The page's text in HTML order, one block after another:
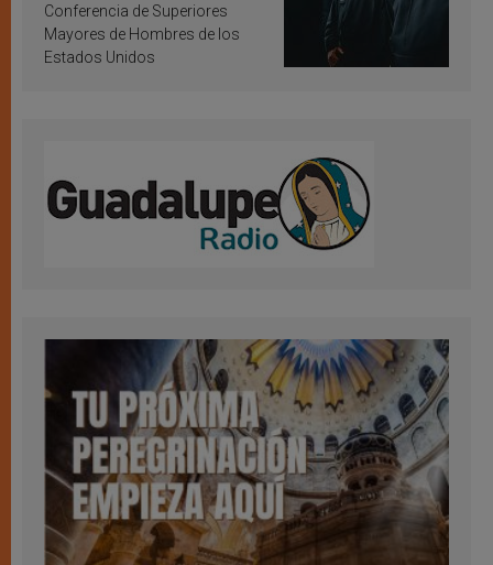
Conferencia de Superiores
Mayores de Hombres de los
Estados Unidos